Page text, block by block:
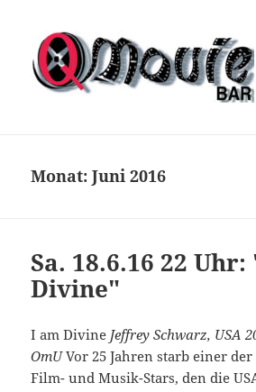
Monat:Juni 2016
Sa. 18.6.16 22
Divine"
I am Divine Jeffrey Schwarz, USA
OmUVor 25 Jahren starb einer
Film- und Musik-Stars, den die